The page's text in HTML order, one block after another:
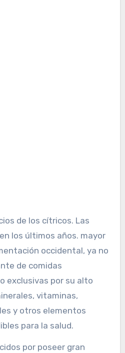
los últimos años. mayor
occidental, ya no
de comidas
exclusivas por su alto
vitaminas,
y otros elementos
para la salud.
por poseer gran